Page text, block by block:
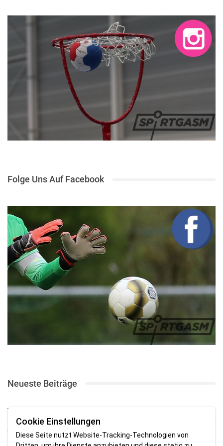
Folge Uns Auf Facebook
Neueste Beiträge
TSV gewinnt Testspiel bei Braker Reserve
SV Brake gewinnt erstes Heimspiel mit 2:0
Cookie Einstellungen
Diese Seite nutzt Website-Tracking-Technologien von